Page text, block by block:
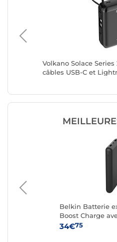
Volkano Solace
câbles USB-C et
Belkin Batterie
Boost Charge
A vers USB-C
34€75